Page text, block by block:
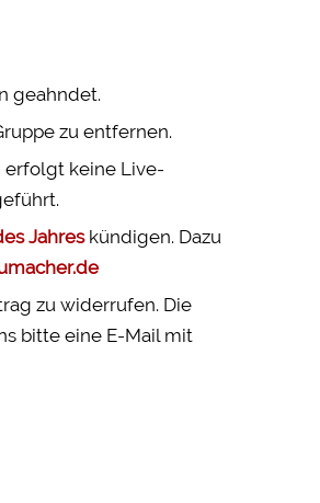
geahndet.
zu entfernen.
erfolgt keine Live-
Jahreskündigen. Dazu
zu widerrufen. Die
bitte eine E-Mail mit